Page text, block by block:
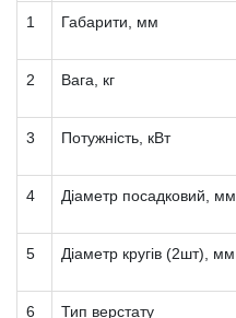
1 Габарити, мм
2 Вага, кг
3 Потужність, кВт
4 Діаметр посадковий, мм
5 Діаметр кругів (2шт), мм
6 Тип верстату